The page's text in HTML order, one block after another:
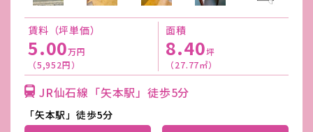
賃料（坪単価）
5.00万円
（5,952円）
面積
8.40坪
（27.77㎡）
JR仙石線「矢本駅」徒歩5分
「矢本駅」徒歩5分